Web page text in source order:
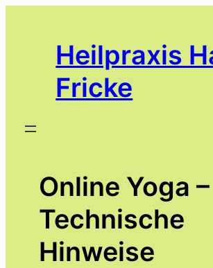
Heilpraxis
Fricke
Online Yoga –
Technische
Hinweise